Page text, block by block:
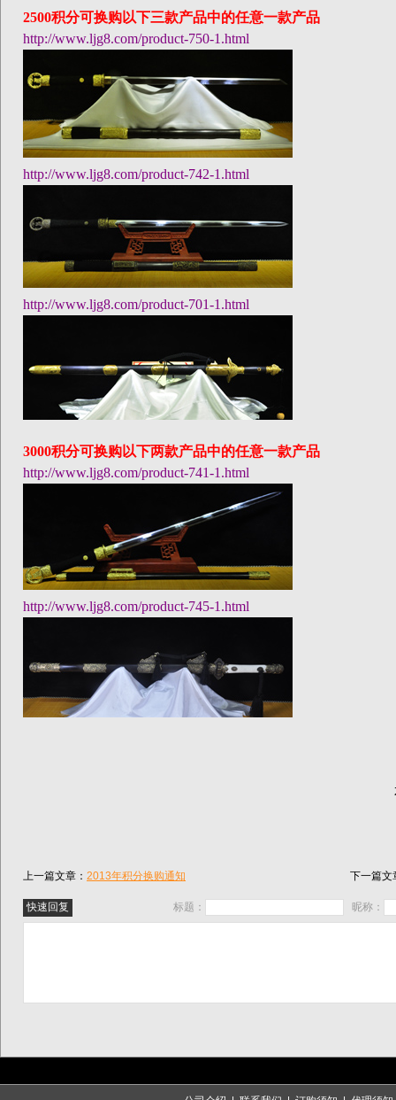
2500积分可换购以下三款产品中的任意一款产品
http://www.ljg8.com/product-750-1.html
http://www.ljg8.com/product-742-1.html
http://www.ljg8.com/product-701-1.html
3000积分可换购以下两款产品中的任意一款产品
http://www.ljg8.com/product-741-1.html
http://www.ljg8.com/product-745-1.html
上一篇文章： 2013年积分换购通知 下一篇文
标题： 昵称：